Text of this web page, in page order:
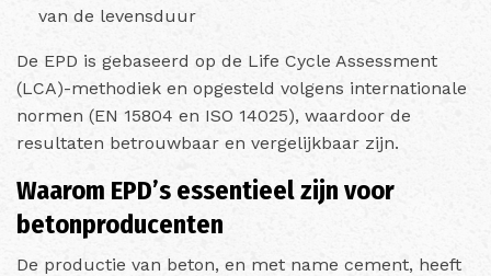
van de levensduur
De EPD is gebaseerd op de Life Cycle Assessment
(LCA)-methodiek en opgesteld volgens internationale
normen (EN 15804 en ISO 14025), waardoor de
resultaten betrouwbaar en vergelijkbaar zijn.
Waarom EPD’s essentieel zijn voor
betonproducenten
De productie van beton, en met name cement, heeft